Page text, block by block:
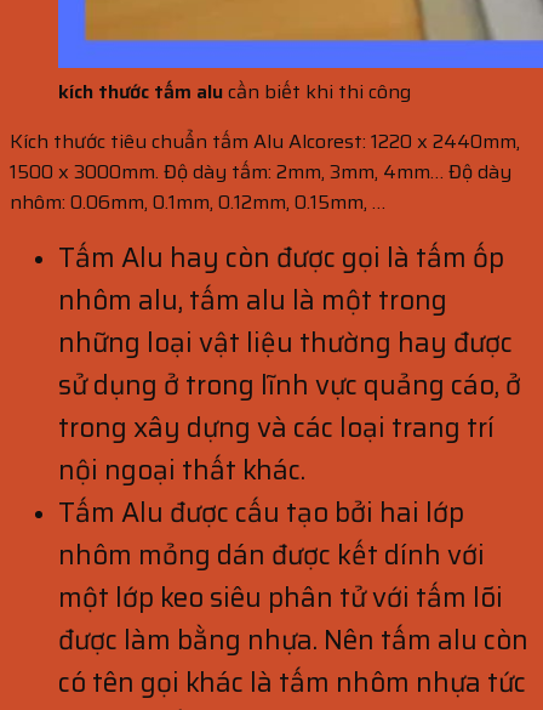
kích thước tấm alucần biết khi thi công
Kích thước tiêu chuẩn tấm Alu Alcorest: 1220 x 2440mm,
1500 x 3000mm. Độ dày tấm: 2mm, 3mm, 4mm… Độ dày
nhôm: 0.06mm, 0.1mm, 0.12mm, 0.15mm, …
Tấm Alu hay còn được gọi là tấm ốp
nhôm alu, tấm alu là một trong
những loại vật liệu thường hay được
sử dụng ở trong lĩnh vực quảng cáo, ở
trong xây dựng và các loại trang trí
nội ngoại thất khác.
Tấm Alu được cấu tạo bởi hai lớp
nhôm mỏng dán được kết dính với
một lớp keo siêu phân tử với tấm lõi
được làm bằng nhựa. Nên tấm alu còn
có tên gọi khác là tấm nhôm nhựa tức